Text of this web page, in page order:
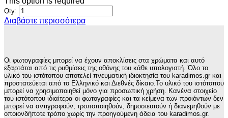
Qty:
Διαβάστε περισσότερα
Οι φωτογραφίες μπορεί να έχουν αποκλίσεις στα χρώματα και αυτό
εξαρτάται από τις ρυθμίσεις της οθόνης του κάθε υπολογιστή. Όλο το
υλικό του ιστότοπου αποτελεί πνευματική ιδιοκτησία του karadimos.gr και
προστατεύεται από το Ελληνικό και Διεθνές δίκαιο.Το υλικό του ιστότοπου
μπορεί να χρησιμοποιηθεί μόνο για προσωπική χρήση. Κανένα στοιχείο
του ιστότοπου ιδιαίτερα οι φωτογραφίες και τα κείμενα των προιόντων δεν
μπορεί να αντιγραφούν, τροποποιηθούν, δημοσιευτούν ή διανεμηθούν με
οποιονδήποτε τρόπο χωρίς την προηγούμενη άδεια του karadimos.gr.